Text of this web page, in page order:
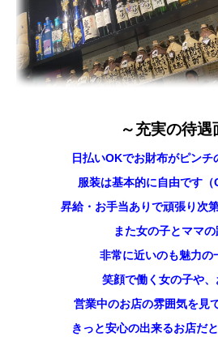
～充実の待遇
日払いOKでお財布がピン
服装は基本的に自由です
昇給・お手当ありで頑張り次
また女の子とママ
非常に近いのも魅力の
笑顔で働く女の子や、
営業中のお店の雰囲気を見
きっと安心の出来るお店だ